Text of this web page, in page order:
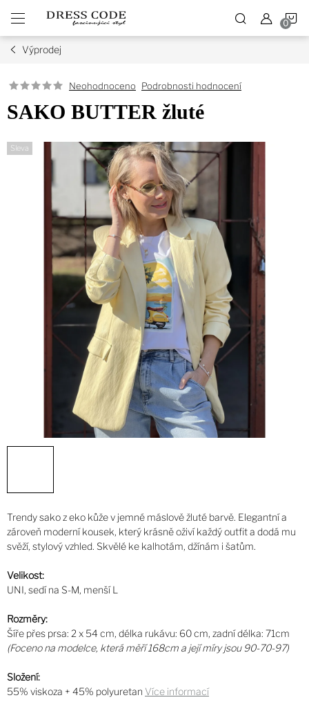
obsah
Výprodej
Neohodnoceno Podrobnosti hodnocení
SAKO BUTTER žluté
Sleva
Trendy sako z eko kůže v jemné máslově žluté barvě. Elegantní a
zároveň moderní kousek, který krásně oživí každý outfit a dodá mu
svěží, stylový vzhled. Skvělé ke kalhotám, džínám i šatům.
Velikost:
UNI, sedí na S-M, menší L
Rozměry:
Šíře přes prsa: 2 x 54 cm, délka rukávu: 60 cm, zadní délka: 71cm
(Foceno na modelce, která měří 168cm a její míry jsou 90-70-97)
Složení:
55% viskoza + 45% polyuretan Více informací